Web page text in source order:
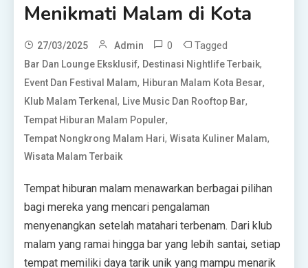
Menikmati Malam di Kota
27/03/2025 Admin 0 Tagged
Bar Dan Lounge Eksklusif, Destinasi Nightlife Terbaik,
Event Dan Festival Malam, Hiburan Malam Kota Besar,
Klub Malam Terkenal, Live Music Dan Rooftop Bar,
Tempat Hiburan Malam Populer,
Tempat Nongkrong Malam Hari,Wisata Kuliner Malam,
Wisata Malam Terbaik
Tempat hiburan malam menawarkan berbagai pilihan
bagi mereka yang mencari pengalaman
menyenangkan setelah matahari terbenam. Dari klub
malam yang ramai hingga bar yang lebih santai, setiap
tempat memiliki daya tarik unik yang mampu menarik